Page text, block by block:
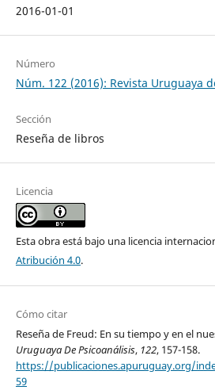
2016-01-01
Número
Núm. 122 (2016): Revista Uruguaya
Sección
Reseña de libros
Licencia
Esta obra está bajo una licencia
Atribución 4.0.
Cómo citar
Reseña de Freud: En su tiempo y en el
Uruguaya De Psicoanálisis, 122, 157-158.
https://publicaciones.apuruguay.org/
59